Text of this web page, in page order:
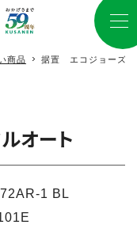
商品 据置 エコジョーズ
オート
1 BL